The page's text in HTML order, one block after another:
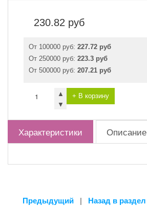
230.82 руб
От 100000 руб: 227.72 руб
От 250000 руб: 223.3 руб
От 500000 руб: 207.21 руб
▲
▼
+ В корзину
Характеристики Описание
Предыдущий | Назад в раздел